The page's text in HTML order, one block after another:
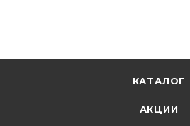
КАТАЛОГ
АКЦИИ